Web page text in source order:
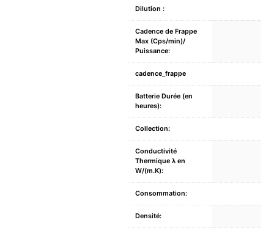
Dilution :
Cadence de Frappe
Max (Cps/min)/
Puissance:
cadence_frappe
Batterie Durée (en
heures):
Collection:
Conductivité
Thermique λ en
W/(m.K):
Consommation:
Densité: